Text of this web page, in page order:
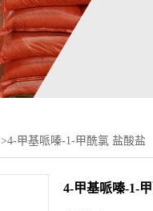
>4-甲基哌嗪-1-甲酰氯 盐酸盐
4-甲基哌嗪-1-